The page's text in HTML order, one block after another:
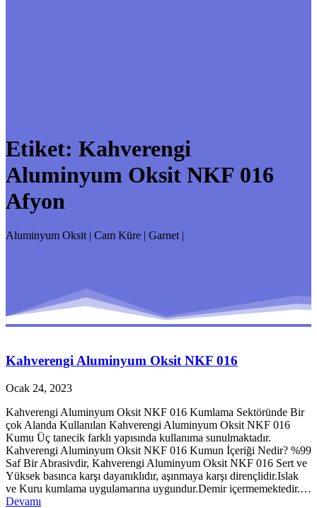
Etiket: Kahverengi
Aluminyum Oksit NKF 016
Afyon
Aluminyum Oksit | Cam Küre | Garnet |
Kahverengi Aluminyum Oksit NKF 016
Ocak 24, 2023
Kahverengi Aluminyum Oksit NKF 016 Kumlama Sektöründe Bir
çok Alanda Kullanılan Kahverengi Aluminyum Oksit NKF 016
Kumu Üç tanecik farklı yapısında kullanıma sunulmaktadır.
Kahverengi Aluminyum Oksit NKF 016 Kumun İçeriği Nedir? %99
Saf Bir Abrasivdir, Kahverengi Aluminyum Oksit NKF 016 Sert ve
Yüksek basınca karşı dayanıklıdır, aşınmaya karşı dirençlidir.Islak
ve Kuru kumlama uygulamarına uygundur.Demir içermemektedir.…
Devamı